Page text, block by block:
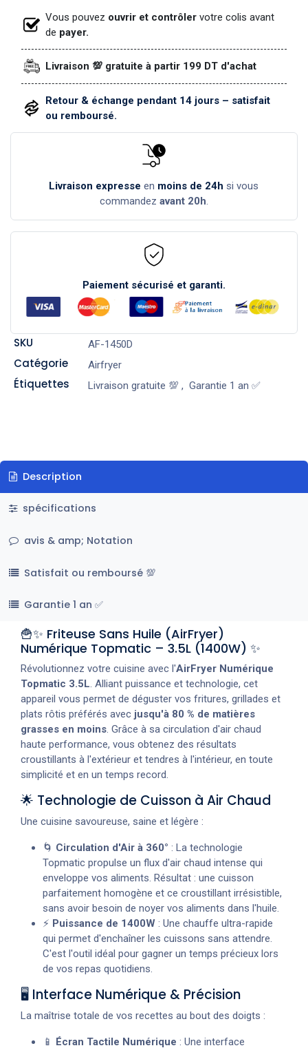
Vous pouvez ouvrir et contrôler votre colis avant
de payer.
Livraison 💯 gratuite à partir 199 DT d'achat
Retour & échange pendant 14 jours – satisfait
ou remboursé.
Livraison expresse en moins de 24h si vous
commandez avant 20h.
Paiement sécurisé et garanti.
SKU AF-1450D
Catégorie Airfryer
Étiquettes Livraison gratuite 💯 , Garantie 1 an ✅
Description
spécifications
avis & amp; Notation
Satisfait ou remboursé 💯
Garantie 1 an ✅
🍟✨ Friteuse Sans Huile (AirFryer)
Numérique Topmatic – 3.5L (1400W) ✨
Révolutionnez votre cuisine avec l'AirFryer Numérique
Topmatic 3.5L. Alliant puissance et technologie, cet
appareil vous permet de déguster vos fritures, grillades et
plats rôtis préférés avec jusqu'à 80 % de matières
grasses en moins. Grâce à sa circulation d'air chaud
haute performance, vous obtenez des résultats
croustillants à l'extérieur et tendres à l'intérieur, en toute
simplicité et en un temps record.
🌟 Technologie de Cuisson à Air Chaud
Une cuisine savoureuse, saine et légère :
🌀 Circulation d'Air à 360° : La technologie
Topmatic propulse un flux d'air chaud intense qui
enveloppe vos aliments. Résultat : une cuisson
parfaitement homogène et ce croustillant irrésistible,
sans avoir besoin de noyer vos aliments dans l'huile.
⚡ Puissance de 1400W : Une chauffe ultra-rapide
qui permet d'enchaîner les cuissons sans attendre.
C'est l'outil idéal pour gagner un temps précieux lors
de vos repas quotidiens.
🖥️ Interface Numérique & Précision
La maîtrise totale de vos recettes au bout des doigts :
📱 Écran Tactile Numérique : Une interface